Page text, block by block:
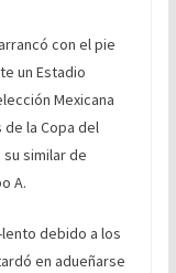
con el pie
un Estadio
Mexicana
la Copa del
su similar de
A.
debido a los
en adueñarse